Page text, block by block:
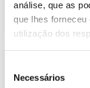
análise, que as
que lhes
utilização dos
Necessários
2021-10-01
632.49 Kb 2021